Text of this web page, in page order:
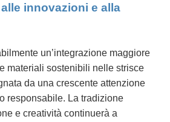
innovazioni e alla
un’integrazione maggiore
materiali sostenibili nelle strisce
da una crescente attenzione
responsabile. La tradizione
e creatività continuerà a